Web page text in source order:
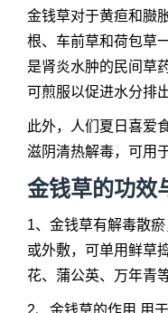
金钱草对于黄疸和臌
根、车前草和荷包草
是肾炎水肿的民间草
可煎服以促进水分排出
此外，人们夏日喜爱
滋阴清热解毒，可用
金钱草的功效
1、金钱草有解毒散
或外敷，可单用鲜草
花、蒲公英、万年青
2、金钱草的作用 用